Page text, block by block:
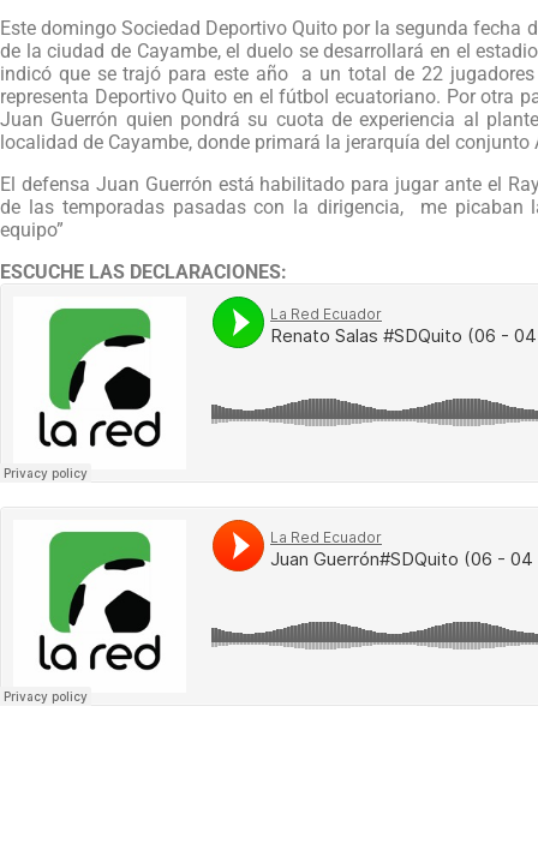
Este domingo Sociedad Deportivo Quito por la segunda fecha
de la ciudad de Cayambe, el duelo se desarrollará en el
indicó que se trajó para este año a un total de 22
representa Deportivo Quito en el fútbol ecuatoriano. Por otra
Juan Guerrón quien pondrá su cuota de experiencia al
localidad de Cayambe, donde primará la jerarquía del conjunto
El defensa Juan Guerrón está habilitado para jugar ante el
de las temporadas pasadas con la dirigencia, me picaban
equipo”
ESCUCHE LAS DECLARACIONES: